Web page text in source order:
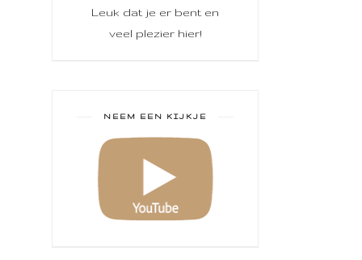
Leuk dat je er bent en
veel plezier hier!
NEEM EEN KIJKJE